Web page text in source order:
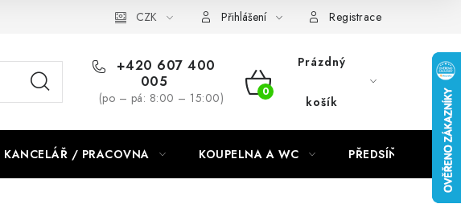
CZK Přihlášení Registrace
+420 607 400
005
(po – pá: 8:00 – 15:00)
NÁKUPNÍ
Prázdný
košík
KANCELÁŘ / PRACOVNA KOUPELNA A WC PŘEDSÍŇ